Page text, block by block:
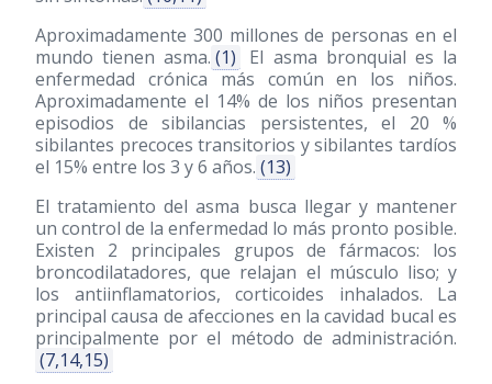
Aproximadamente 300 millones de personas en el
mundo tienen asma. (1)
El asma bronquial es la
enfermedad crónica más común en los niños.
Aproximadamente el 14% de los niños presentan
episodios de sibilancias persistentes, el 20 %
sibilantes precoces transitorios y sibilantes tardíos
el 15% entre los 3 y 6 años. (13)
El tratamiento del asma busca llegar y mantener
un control de la enfermedad lo más pronto posible.
Existen 2 principales grupos de fármacos: los
broncodilatadores, que relajan el músculo liso; y
los antiinflamatorios, corticoides inhalados. La
principal causa de afecciones en la cavidad bucal es
principalmente por el método de administración.
(7,14,15)